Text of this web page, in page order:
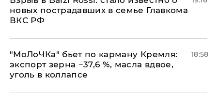
новых пострадавших в семье Главкома
ВКС РФ
​"МоЛоЧКа" бьет по карману Кремля:
экспорт зерна −37,6 %, масла вдвое,
уголь в коллапсе
18:58